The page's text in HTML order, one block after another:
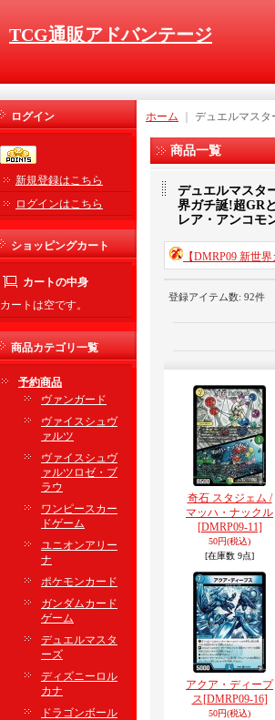
TCG通販アドバンテージ
ログイン
新規登録はこちら
ログインはこちら
ショッピングカート
カートの中身
カートは空です。
商品カテゴリ一覧
予約商品
ヴァンガード
ヴァイスシュヴ
ァルツ
ヴァイスシュヴ
ァルツロゼ・ブ
ラウ
ワンピースカー
ドゲーム
ユニオンアリー
ナ
ポケモンカード
ガンダムカード
ゲーム
デュエルマスタ
ーズ
ディズニーロル
カナ
ドラゴンボール
ホーム デュエルマスタ
商品一覧
デュエルマスタ
界ガチ誕!超GR
レア・アンコモ
【DMRP09 新世
登録アイテム数: 92件
奇石 スタジェム /
マッハ・ナックル
[DMRP09-11]
50円(税込)
[在庫数 9点]
アクア・ディープ
ス[DMRP09-16]
50円(税込)